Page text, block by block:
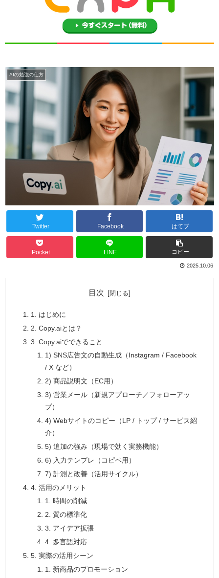
AIの勉強の仕方
Twitter Facebook はてブ
Pocket LINE コピー
2025.10.06
目次
1. はじめに
2. Copy.aiとは？
3. Copy.aiでできること
1) SNS広告文の自動生成（Instagram / Facebook
/ X など）
2) 商品説明文（EC用）
3) 営業メール（新規アプローチ／フォローアッ
プ）
4) Webサイトのコピー（LP / トップ / サービス紹
介）
5) 追加の強み（現場で効く実務機能）
6) 入力テンプレ（コピペ用）
7) 計測と改善（活用サイクル）
4. 活用のメリット
1. 時間の削減
2. 質の標準化
3. アイデア拡張
4. 多言語対応
5. 実際の活用シーン
1. 新商品のプロモーション